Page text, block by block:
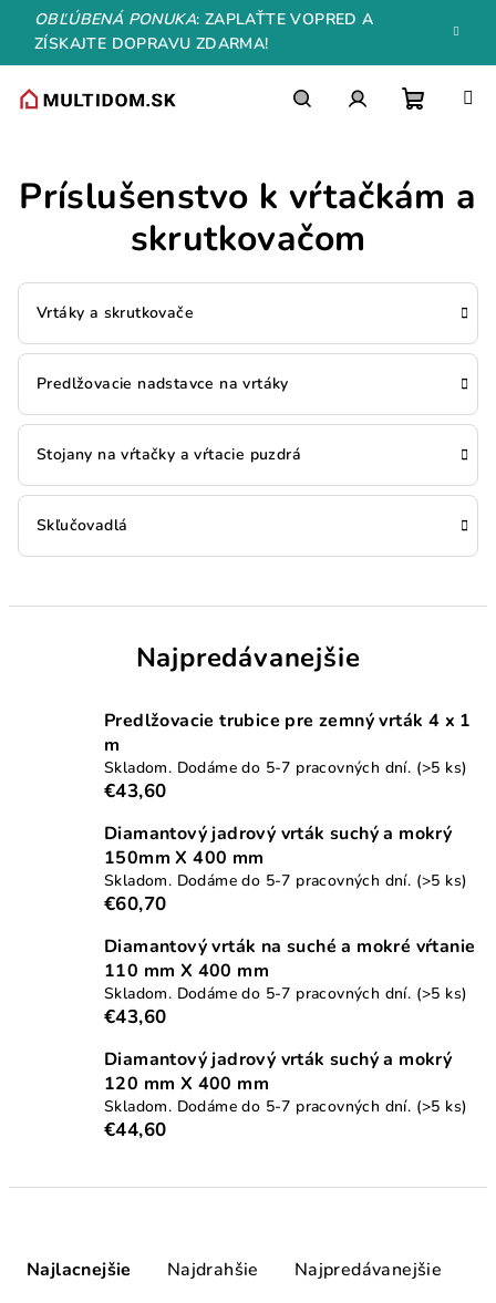
Prejsť
obsah
OBĽÚBENÁ PONUKA: ZAPLAŤTE VOPRED A
ZÍSKAJTE DOPRAVU ZDARMA!
košík
Príslušenstvo k vŕtačkám a
skrutkovačom
Vrtáky a skrutkovače
Predlžovacie nadstavce na vrtáky
Stojany na vŕtačky a vŕtacie puzdrá
Skľučovadlá
Najpredávanejšie
Predlžovacie trubice pre zemný vrták 4 x 1
m
Skladom. Dodáme do 5-7 pracovných dní. (>5 ks)
€43,60
Diamantový jadrový vrták suchý a mokrý
150mm X 400 mm
Skladom. Dodáme do 5-7 pracovných dní. (>5 ks)
€60,70
Diamantový vrták na suché a mokré vŕtanie
110 mm X 400 mm
Skladom. Dodáme do 5-7 pracovných dní. (>5 ks)
€43,60
Diamantový jadrový vrták suchý a mokrý
120 mm X 400 mm
Skladom. Dodáme do 5-7 pracovných dní. (>5 ks)
€44,60
Najlacnejšie Najdrahšie Najpredávanejšie